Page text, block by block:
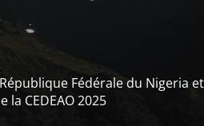
Fédérale du Nigeria et
la CEDEAO 2025